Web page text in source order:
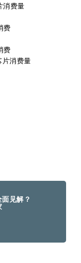
消费量
费
费
片消费量
见解？